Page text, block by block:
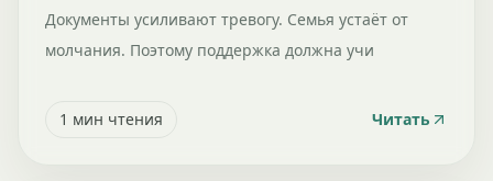
Документы усиливают тревогу. Семья устаёт от
молчания. Поэтому поддержка должна учи
1 мин чтения Читать